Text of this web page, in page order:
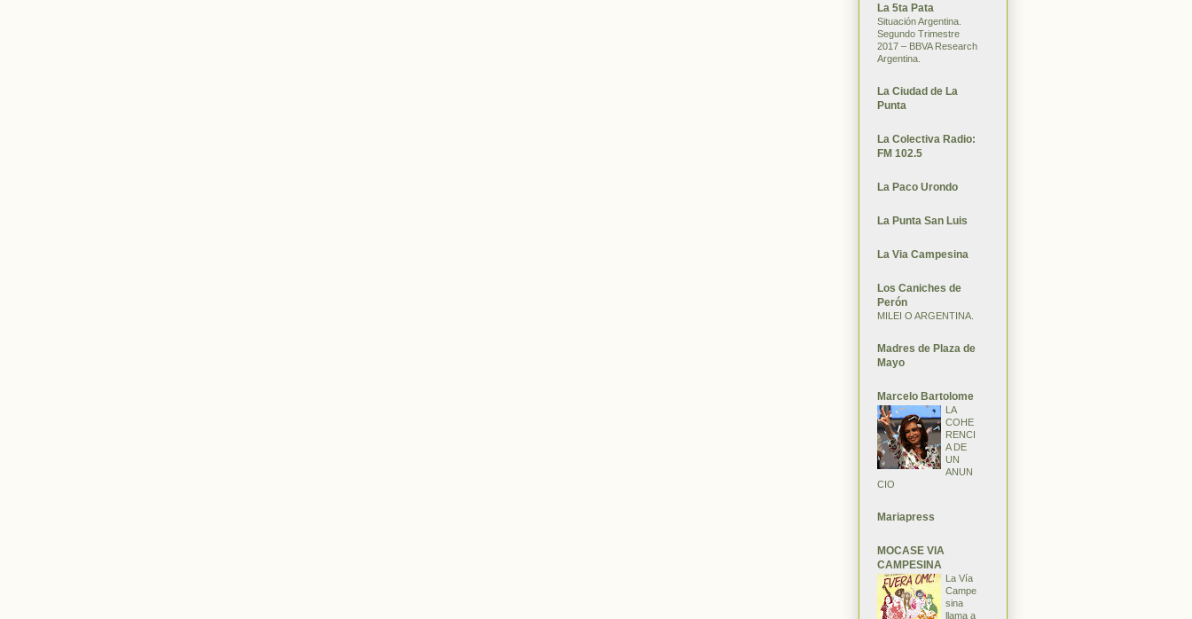
La 5ta Pata
Situación Argentina.
Segundo Trimestre
2017 – BBVA Research
Argentina.
La Ciudad de La
Punta
La Colectiva Radio:
FM 102.5
La Paco Urondo
La Punta San Luis
La Via Campesina
Los Caniches de
Perón
MILEI O ARGENTINA.
Madres de Plaza de
Mayo
Marcelo Bartolome
LA
COHE
RENCI
A DE
UN
ANUN
CIO
Mariapress
MOCASE VIA
CAMPESINA
La Vía
Campe
sina
llama a